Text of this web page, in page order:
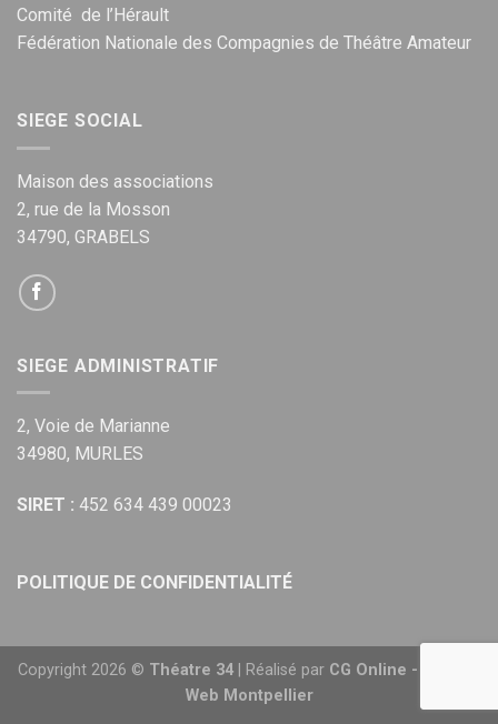
Comité de l’Hérault
Fédération Nationale des Compagnies de Théâtre Amateur
SIEGE SOCIAL
Maison des associations
2, rue de la Mosson
34790, GRABELS
SIEGE ADMINISTRATIF
2, Voie de Marianne
34980, MURLES
SIRET : 452 634 439 00023
POLITIQUE DE CONFIDENTIALITÉ
Copyright 2026 © Théatre 34| Réalisé par CG Online - Agence
Web Montpellier